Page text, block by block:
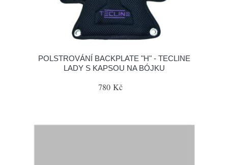
POLSTROVÁNÍ BACKPLATE "H" - TECLINE
LADY S KAPSOU NA BÓJKU
780 Kč